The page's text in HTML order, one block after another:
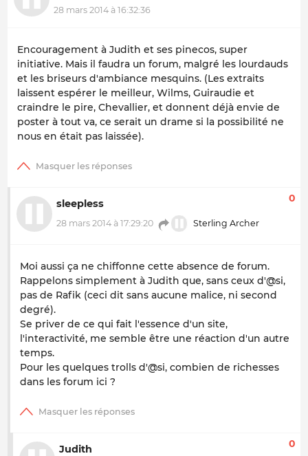
28 mars 2014 à 16:32:36
Encouragement à Judith et ses pinecos, super
initiative. Mais il faudra un forum, malgré les lourdauds
et les briseurs d'ambiance mesquins. (Les extraits
laissent espérer le meilleur, Wilms, Guiraudie et
craindre le pire, Chevallier, et donnent déjà envie de
poster à tout va, ce serait un drame si la possibilité ne
nous en était pas laissée).
sleepless
28 mars 2014 à 17:29:20 Sterling Archer
0
Moi aussi ça ne chiffonne cette absence de forum.
Rappelons simplement à Judith que, sans ceux d'@si,
pas de Rafik (ceci dit sans aucune malice, ni second
degré).
Se priver de ce qui fait l'essence d'un site,
l'interactivité, me semble être une réaction d'un autre
temps.
Pour les quelques trolls d'@si, combien de richesses
dans les forum ici ?
Judith 0